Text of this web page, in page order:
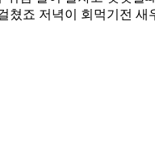
쳤죠 저녁이 회먹기전 새